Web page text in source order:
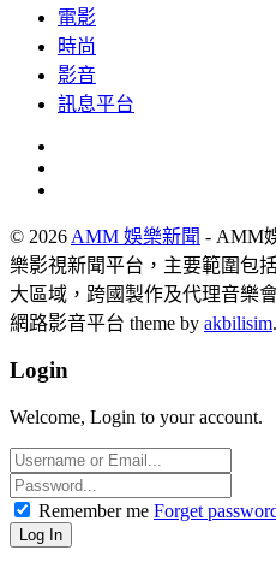
電影
時尚
影音
訊息平台
© 2026 AMM 娛樂新聞 - AMM
樂影視新聞平台，主要範圍包
大區域，跨國製作及代理音樂
網路影音平台 theme by akbilisim.
Login
Welcome, Login to your account.
Remember me Forget